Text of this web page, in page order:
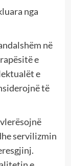
nga
në
e
e
të
servilizmin